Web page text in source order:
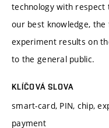
technology with
our best knowledge,
experiment results on
to the general public.
KLÍČOVÁ SLOVA
smart-card, PIN, chip,
payment